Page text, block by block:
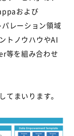
および
レーション領域
トノウハウやAI
等を組み合わせ
てまいります。